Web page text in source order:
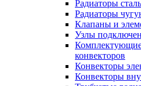
Радиаторы
Радиаторы
Клапаны и
Узлы
Комплектующие
конвекторов
Конвекторы
Конвекторы